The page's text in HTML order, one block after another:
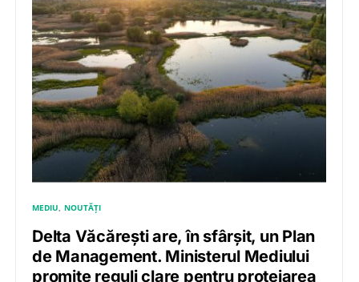
MEDIU NOUTĂȚI
Delta Văcărești are, în sfârșit, un Plan
de Management. Ministerul Mediului
promite reguli clare pentru protejarea